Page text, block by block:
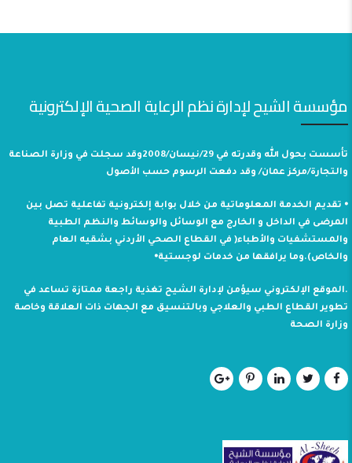
مؤسسة الشيح لإدارة نظم الرعاية الصحية الإلكترونية
تأسست بحول الله وقدرته في 29/نيسان/2008وقد سجلت في وزارة الصناعة
والتجارة/مركز عمان/ وقد دفعت الرسوم حسب الأصول
⦁ تقديم الخدمة المعلوماتية من خلال بوابة إلكترونية تفاعلية تصل بين
المرضى في الداخل و الخارج مع الوسائل والوسائط والنظم الطبية
والمستشفيات والأطباء( في القطاع الصحي الأردني بشقيه العام
والخاص).وما يرافقها من خدمات لوجستية⦁
.الموقع الإلكتروني سيؤمن لإدارة الشيح تغذية راجعة ممتازة تساعد في
تطوير القطاع الطبي والعلاجي وبالتنسيق مع الجهات ذات العلاقة وخاصة
وزارة الصحة